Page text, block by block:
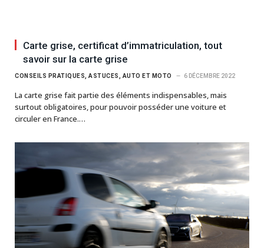
Carte grise, certificat d’immatriculation, tout
savoir sur la carte grise
CONSEILS PRATIQUES, ASTUCES, AUTO ET MOTO 6 DÉCEMBRE 2022
La carte grise fait partie des éléments indispensables, mais
surtout obligatoires, pour pouvoir posséder une voiture et
circuler en France.…